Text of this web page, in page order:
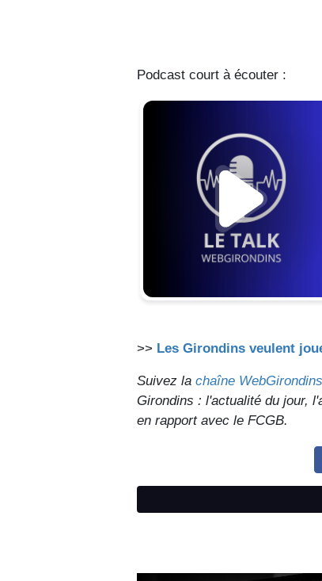
Podcast court à écouter :
>> Les Girondins veulent
Suivez la chaîne
Girondins : l'actualité du jour,
en rapport avec le FCGB.